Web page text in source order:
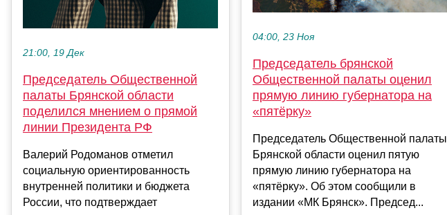
21:00, 19 Дек
Председатель Общественной
палаты Брянской области
поделился мнением о прямой
линии Президента РФ
Валерий Родоманов отметил
социальную ориентированность
внутренней политики и бюджета
России, что подтверждает
04:00, 23 Ноя
Председатель брянской
Общественной палаты оценил
прямую линию губернатора на
«пятёрку»
Председатель Общественной палаты
Брянской области оценил пятую
прямую линию губернатора на
«пятёрку». Об этом сообщили в
издании «МК Брянск». Председ...